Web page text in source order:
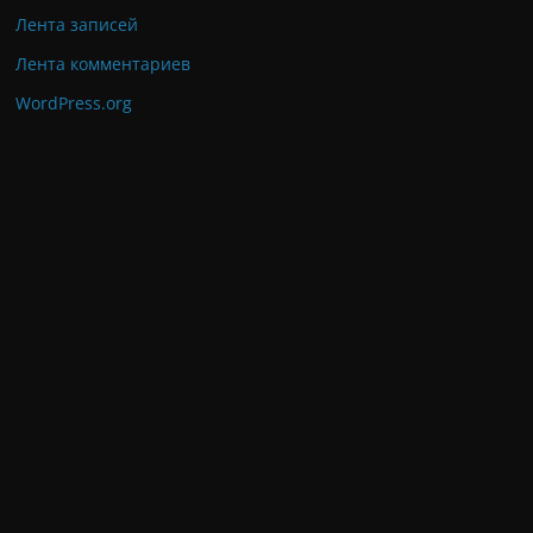
Лента записей
Лента комментариев
WordPress.org